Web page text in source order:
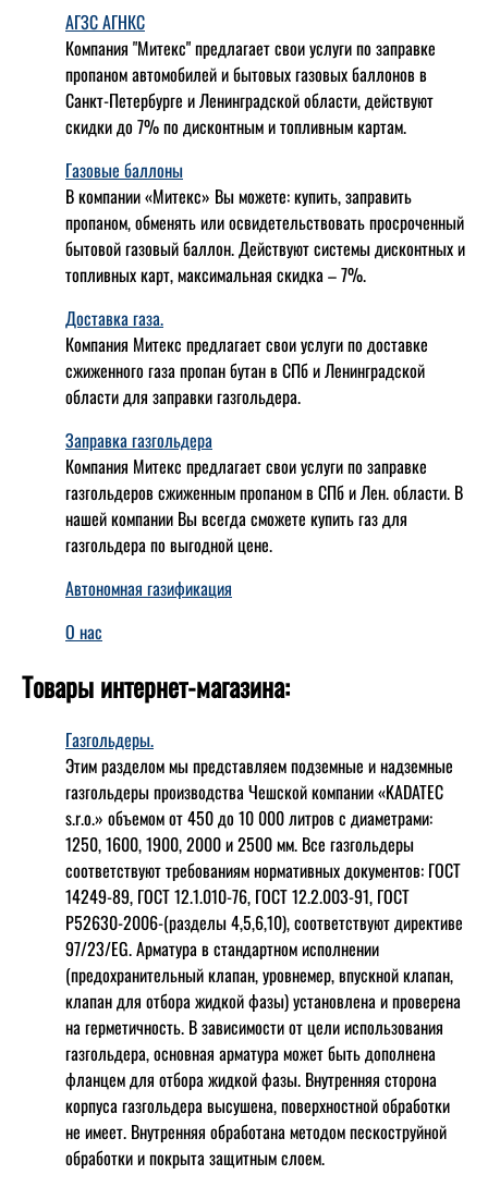
АГЗС АГНКС
Компания "Митекс" предлагает свои услуги по заправке
пропаном автомобилей и бытовых газовых баллонов в
Санкт-Петербурге и Ленинградской области, действуют
скидки до 7% по дисконтным и топливным картам.
Газовые баллоны
В компании «Митекс» Вы можете: купить, заправить
пропаном, обменять или освидетельствовать просроченный
бытовой газовый баллон. Действуют системы дисконтных и
топливных карт, максимальная скидка – 7%.
Доставка газа.
Компания Митекс предлагает свои услуги по доставке
сжиженного газа пропан бутан в СПб и Ленинградской
области для заправки газгольдера.
Заправка газгольдера
Компания Митекс предлагает свои услуги по заправке
газгольдеров сжиженным пропаном в СПб и Лен. области. В
нашей компании Вы всегда сможете купить газ для
газгольдера по выгодной цене.
Автономная газификация
О нас
Товары интернет-магазина:
Газгольдеры.
Этим разделом мы представляем подземные и надземные
газгольдеры производства Чешской компании «KADATEC
s.r.o.» объемом от 450 до 10 000 литров с диаметрами:
1250, 1600, 1900, 2000 и 2500 мм. Все газгольдеры
соответствуют требованиям нормативных документов: ГОСТ
14249-89, ГОСТ 12.1.010-76, ГОСТ 12.2.003-91, ГОСТ
Р52630-2006-(разделы 4,5,6,10), соответствуют директиве
97/23/EG. Арматура в стандартном исполнении
(предохранительный клапан, уровнемер, впускной клапан,
клапан для отбора жидкой фазы) установлена и проверена
на герметичность. В зависимости от цели использования
газгольдера, основная арматура может быть дополнена
фланцем для отбора жидкой фазы. Внутренняя сторона
корпуса газгольдера высушена, поверхностной обработки
не имеет. Внутренняя обработана методом пескоструйной
обработки и покрыта защитным слоем.